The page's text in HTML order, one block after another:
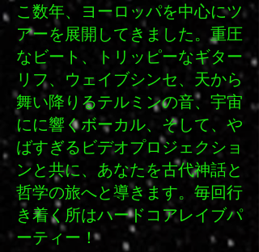
こ数年、ヨーロッパを中心にツ
アーを展開してきました。重圧
なビート、トリッピーなギター
リフ、ウェイブシンセ、天から
舞い降りるテルミンの音、宇宙
にに響くボーカル、そして、や
ばすぎるビデオプロジェクショ
ンと共に、あなたを古代神話と
哲学の旅へと導きます。毎回行
き着く所はハードコアレイブパ
ーティー！